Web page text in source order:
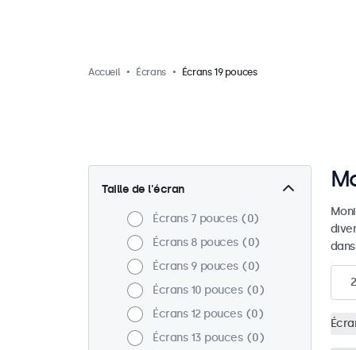
Accueil Écrans Écrans 19 pouces
Taille de l'écran
Écrans 7 pouces
0
Écrans 8 pouces
0
Écrans 9 pouces
0
Écrans 10 pouces
0
Écrans 12 pouces
0
Écrans 13 pouces
0
2